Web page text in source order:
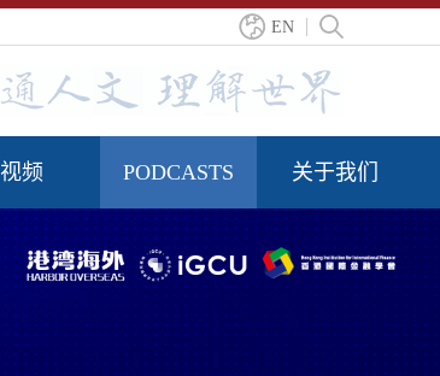
EN
视频 PODCASTS 关于我们